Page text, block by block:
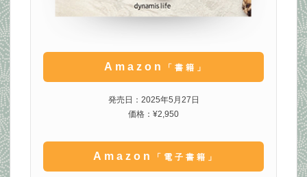
Amazon 「書籍」
発売日：2025年5月27日
価格：¥2,950
Amazon 「電子書籍」